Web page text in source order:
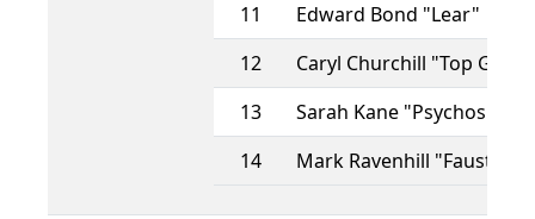
11
Edward Bond "Lear"
12
Caryl Churchill "Top Girls"
13
Sarah Kane "Psychosis"
14
Mark Ravenhill "Faust is